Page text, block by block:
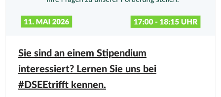
Sie sind an einem Stipendium
interessiert? Lernen Sie uns bei
#DSEEtrifft kennen.